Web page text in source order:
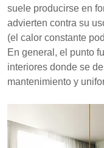
suele producirse en
advierten contra su
(el calor constante
En general, el punto
interiores donde se
mantenimiento y